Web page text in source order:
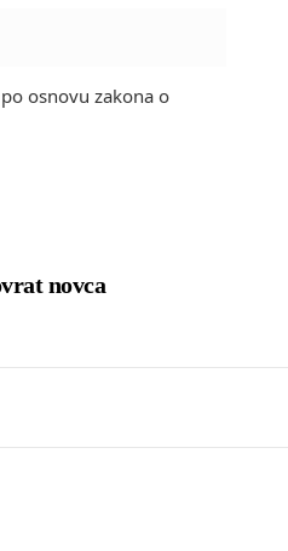
osnovu zakona o
novca